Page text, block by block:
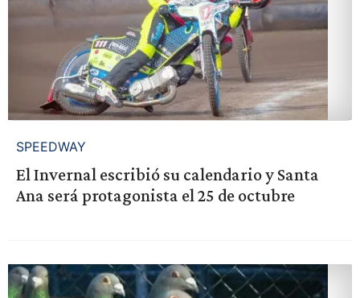
SPEEDWAY
El Invernal escribió su calendario y Santa
Ana será protagonista el 25 de octubre